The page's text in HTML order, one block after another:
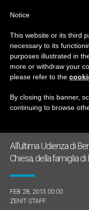
GIORNO
ULTIME NOTIZIE
All'ultima Udienza di
Chiesa, della famiglia di
FEB 28, 2013 00:00
ZENIT STAFF
Notice
This website or its third
necessary to its
purposes illustrated in
more or withdraw your
please refer to the
By closing this banner,
continuing to browse